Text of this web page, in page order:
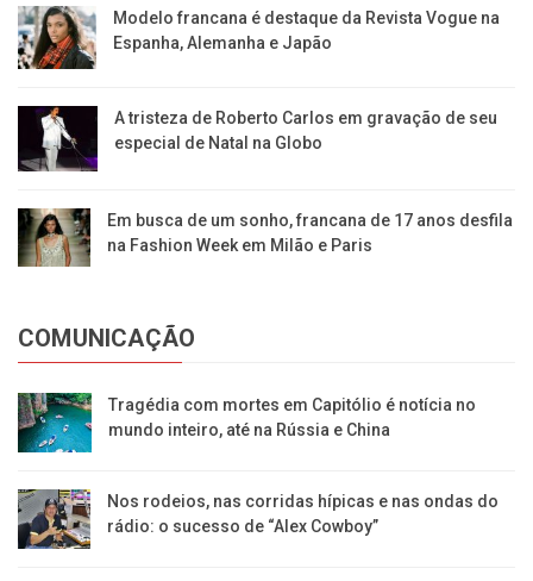
Modelo francana é destaque da Revista Vogue na
Espanha, Alemanha e Japão
A tristeza de Roberto Carlos em gravação de seu
especial de Natal na Globo
Em busca de um sonho, francana de 17 anos desfila
na Fashion Week em Milão e Paris
COMUNICAÇÃO
Tragédia com mortes em Capitólio é notícia no
mundo inteiro, até na Rússia e China
Nos rodeios, nas corridas hípicas e nas ondas do
rádio: o sucesso de “Alex Cowboy”